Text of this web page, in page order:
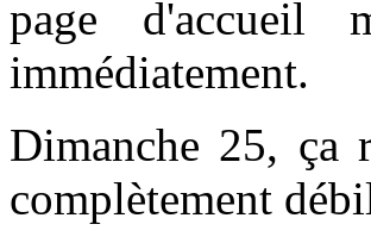
page d'accueil
immédiatement.
Dimanche 25, ça
complètement